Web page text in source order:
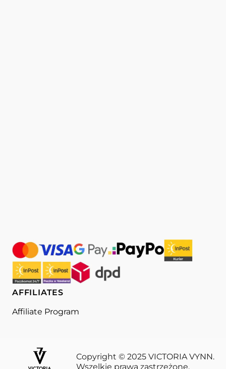
AFFILIATES
Affiliate Program
Copyright © 2025 VICTORIA VYNN.
Wszelkie prawa zastrzeżone.